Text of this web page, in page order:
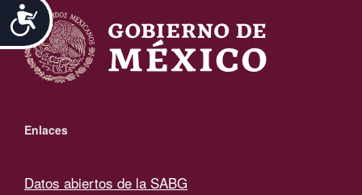
Accesibilidad
Enlaces
Datos abiertos de la SABG